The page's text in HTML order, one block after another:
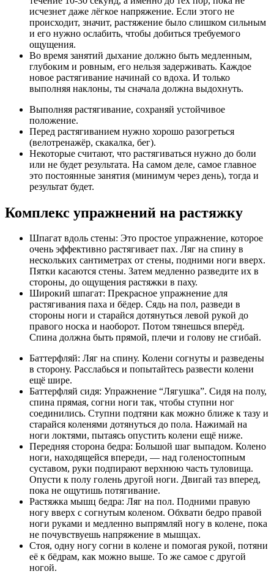
исчезнет даже лёгкое напряжение. Если этого не
происходит, значит, растяжение было слишком сильным
и его нужно ослабить, чтобы добиться требуемого
ощущения.
Во время занятий дыхание должно быть медленным,
глубоким и ровным, его нельзя задерживать. Каждое
новое растягивание начинай со вдоха. И только
выполняя наклоны, ты сначала должна выдохнуть.
Выполняя растягивание, сохраняй устойчивое
положение.
Перед растягиванием нужно хорошо разогреться
(велотренажёр, скакалка, бег).
Некоторые считают, что растягиваться нужно до боли
или не будет результата. На самом деле, самое главное
это постоянные занятия (минимум через день), тогда и
результат будет.
Комплекс упражнений на растяжку
Шпагат вдоль стены: Это простое упражнение, которое
очень эффективно растягивает пах. Ляг на спину в
нескольких сантиметрах от стены, подними ноги вверх.
Пятки касаются стены. Затем медленно разведите их в
стороны, до ощущения растяжки в паху.
Широкий шпагат: Прекрасное упражнение для
растягивания паха и бёдер. Сядь на пол, разведи в
стороны ноги и старайся дотянуться левой рукой до
правого носка и наоборот. Потом тянешься вперёд.
Спина должна быть прямой, плечи и голову не сгибай.
Баттерфляй: Ляг на спину. Колени согнуты и разведены
в сторону. Расслабься и попытайтесь развести колени
ещё шире.
Баттерфляй сидя: Упражнение “Лягушка”. Сидя на полу,
спина прямая, согни ноги так, чтобы ступни ног
соединились. Ступни подтяни как можно ближе к тазу и
старайся коленями дотянуться до пола. Нажимай на
ноги локтями, пытаясь опустить колени ещё ниже.
Передняя сторона бедра: Большой шаг выпадом. Колено
ноги, находящейся впереди, — над голеностопным
суставом, руки подпирают верхнюю часть туловища.
Опусти к полу голень другой ноги. Двигай таз вперед,
пока не ощутишь потягивание.
Растяжка мышц бедра: Ляг на пол. Подними правую
ногу вверх с согнутым коленом. Обхвати бедро правой
ноги руками и медленно выпрямляй ногу в колене, пока
не почувствуешь напряжение в мышцах.
Стоя, одну ногу согни в колене и помогая рукой, потяни
её к бёдрам, как можно выше. То же самое с другой
ногой.